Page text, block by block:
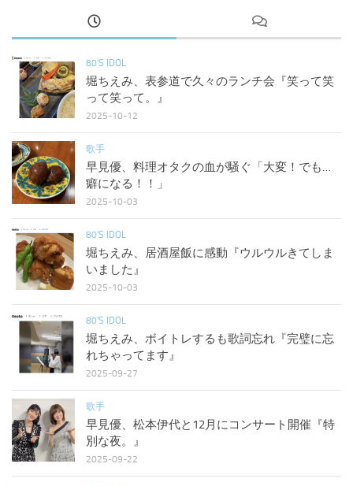
80'S IDOL
堀ちえみ、表参道で久々のランチ会『笑って笑
って笑って。』
2025-10-12
歌手
早見優、料理オタクの血が騒ぐ「大変！でも…
癖になる！！」
2025-10-03
80'S IDOL
堀ちえみ、居酒屋飯に感動『ウルウルきてしま
いました』
2025-10-03
80'S IDOL
堀ちえみ、ボイトレするも歌詞忘れ『完璧に忘
れちゃってます』
2025-09-27
歌手
早見優、松本伊代と12月にコンサート開催『特
別な夜。』
2025-09-22